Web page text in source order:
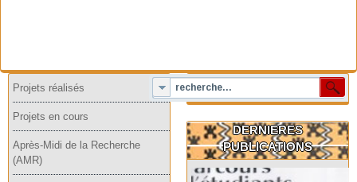
Projets réalisés
Projets en cours
Après-Midi de la Recherche
(AMR)
DERNIERES
PUBLICATIONS